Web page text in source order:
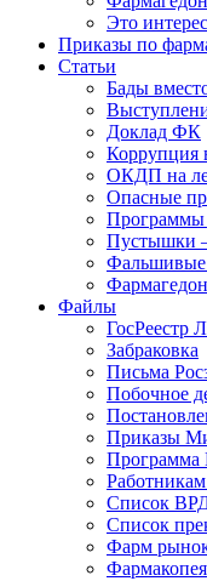
Это
Приказы по
Статьи
Бады
Доклад ФК
Коррупция
ОКДП на
Опасные
Программы
Пустышки
Фальшивые
Файлы
ГосРеестр
Забраковка
Письма
Побочное
Приказы
Список
Список
Фарм
Фармакопея